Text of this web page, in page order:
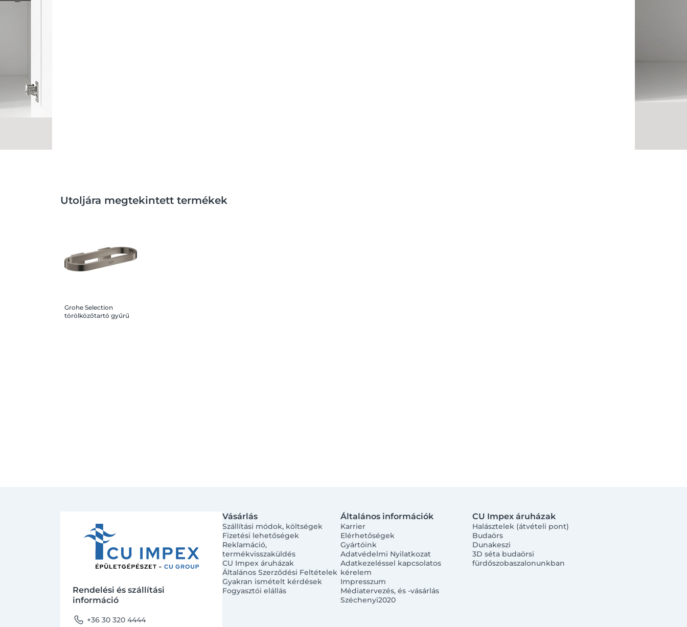
Utoljára megtekintett termékek
Grohe Selection
törölközőtartó gyűrű
Rendelési és szállítási
információ
phone +36 30 320 4444
Vásárlás
Szállítási módok, költségek
Fizetési lehetőségek
Reklamáció,
termékvisszaküldés
CU Impex áruházak
Általános Szerződési Feltételek
Gyakran ismételt kérdések
Fogyasztói elállás
Általános információk
Karrier
Elérhetőségek
Gyártóink
Adatvédelmi Nyilatkozat
Adatkezeléssel kapcsolatos
kérelem
Impresszum
Médiatervezés, és -vásárlás
Széchenyi2020
CU Impex áruházak
Halásztelek (átvételi pont)
Budaörs
Dunakeszi
3D séta budaörsi
fürdőszobaszalonunkban